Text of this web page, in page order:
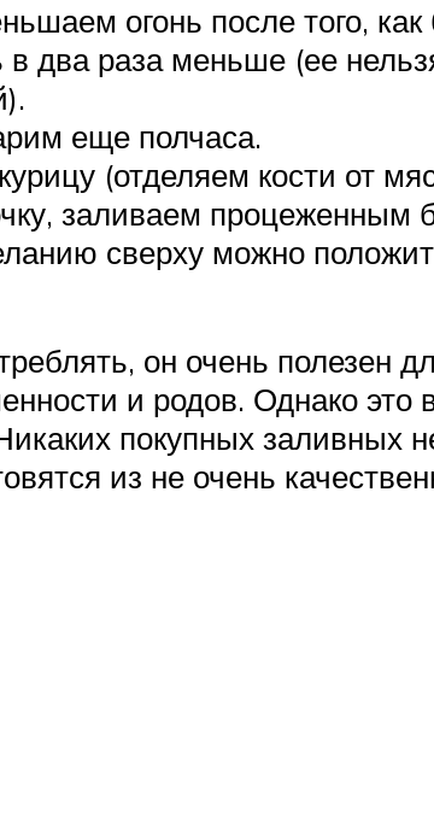
огонь после того, как
два раза меньше (ее
еще полчаса.
(отделяем кости от
заливаем процеженным
сверху можно
он очень полезен
и родов. Однако это
покупных заливных
из не очень